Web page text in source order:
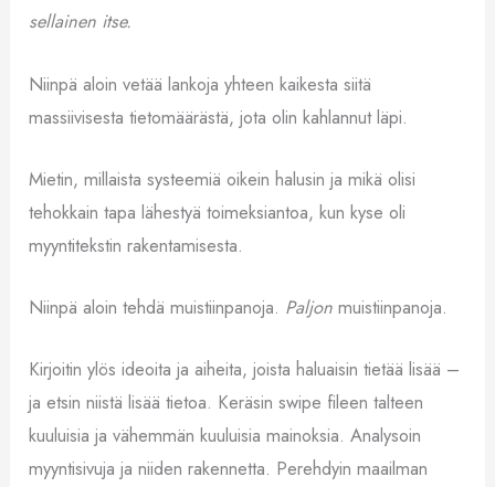
sellainen itse.
Niinpä aloin vetää lankoja yhteen kaikesta siitä
massiivisesta tietomäärästä, jota olin kahlannut läpi.
Mietin, millaista systeemiä oikein halusin ja mikä olisi
tehokkain tapa lähestyä toimeksiantoa, kun kyse oli
myyntitekstin rakentamisesta.
Niinpä aloin tehdä muistiinpanoja. Paljon muistiinpanoja.
Kirjoitin ylös ideoita ja aiheita, joista haluaisin tietää lisää –
ja etsin niistä lisää tietoa. Keräsin swipe fileen talteen
kuuluisia ja vähemmän kuuluisia mainoksia. Analysoin
myyntisivuja ja niiden rakennetta. Perehdyin maailman